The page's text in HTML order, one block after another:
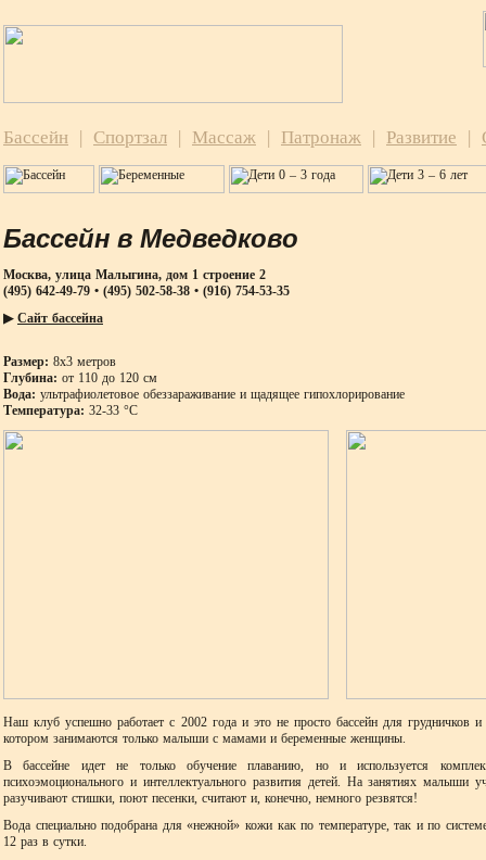
Бассейн | Спортзал | Массаж | Патронаж | Развитие |
Бассейн в Медведково
Москва, улица Малыгина, дом 1 строение 2
(495) 642-49-79 • (495) 502-58-38 • (916) 754-53-35
▶ Сайт бассейна
Размер: 8х3 метров
Глубина: от 110 до 120 см
Вода: ультрафиолетовое обеззараживание и щадящее гипохлорирование
Температура: 32-33 °С
Наш клуб успешно работает с 2002 года и это не просто бассейн для
котором занимаются только малыши с мамами и беременные женщины.
В бассейне идет не только обучение плаванию, но и используется
психоэмоционального и интеллектуального развития детей. На занятиях малыши
разучивают стишки, поют песенки, считают и, конечно, немного резвятся!
Вода специально подобрана для «нежной» кожи как по температуре, так и по
12 раз в сутки.